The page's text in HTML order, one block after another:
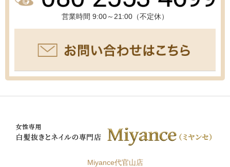
営業時間 9:00～21:00（不定休）
Miyance代官山店